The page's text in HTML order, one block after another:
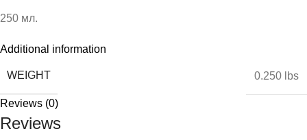
250 мл.
Additional information
WEIGHT 0.250 lbs
Reviews (0)
Reviews